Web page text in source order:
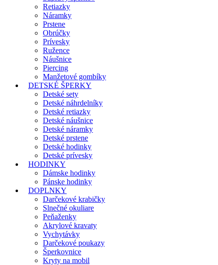
Retiazky
Náramky
Prstene
Obrúčky
Prívesky
Ružence
Náušnice
Piercing
Manžetové gombíky
DETSKÉ ŠPERKY
Detské sety
Detské náhrdelníky
Detské retiazky
Detské náušnice
Detské náramky
Detské prstene
Detské hodinky
Detské prívesky
HODINKY
Dámske hodinky
Pánske hodinky
DOPLNKY
Darčekové krabičky
Slnečné okuliare
Peňaženky
Akrylové kravaty
Vychytávky
Darčekové poukazy
Šperkovnice
Kryty na mobil